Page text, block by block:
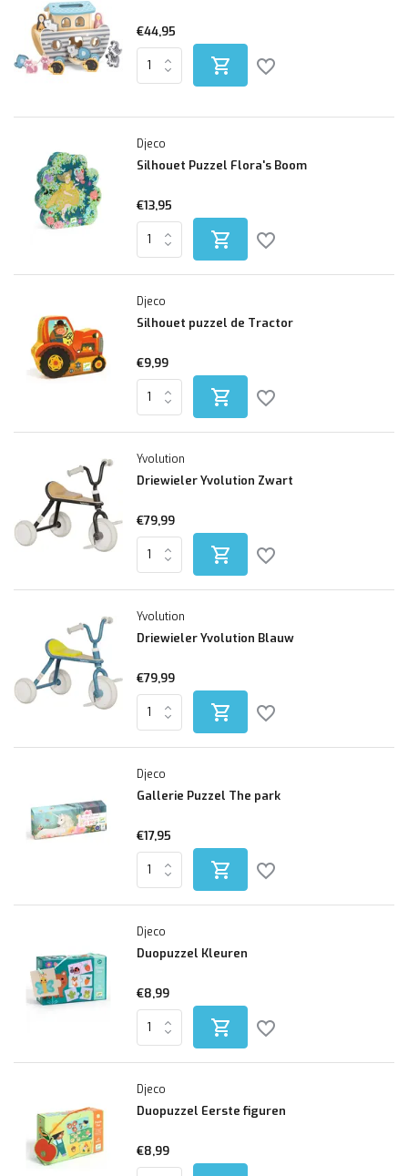
€44,95
Djeco
Silhouet Puzzel Flora's Boom
€13,95
Djeco
Silhouet puzzel de Tractor
€9,99
Yvolution
Driewieler Yvolution Zwart
€79,99
Yvolution
Driewieler Yvolution Blauw
€79,99
Djeco
Gallerie Puzzel The park
€17,95
Djeco
Duopuzzel Kleuren
€8,99
Djeco
Duopuzzel Eerste figuren
€8,99